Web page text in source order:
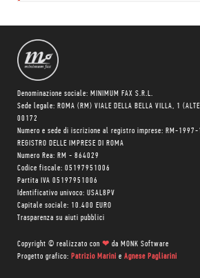
Denominazione sociale: MINIMUM FAX S.R.L.
Sede legale: ROMA (RM) VIALE DELLA BELLA VILLA, 1
00172
Numero e sede di iscrizione al registro imprese: RM-
REGISTRO DELLE IMPRESE DI ROMA
Numero Rea: RM - 864029
Codice fiscale: 05197951006
Partita IVA 05197951006
Identificativo univoco: USAL8PV
Capitale sociale: 10.400 EURO
Trasparenza su aiuti pubblici
Copyright © realizzato con ❤ da MONK Software
Progetto grafico: Patrizio Marini e Agnese Pagliarini